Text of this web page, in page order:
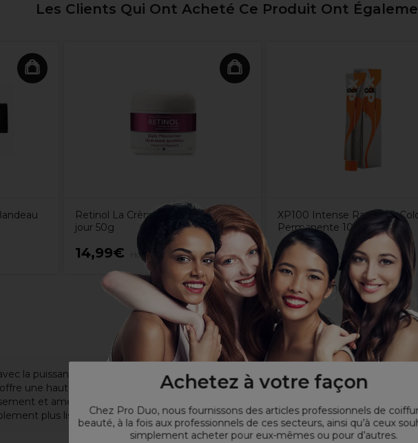
Achetez à votre façon
Chez Pro Duo, nous fournissons des articles professionnels de
beauté, à la fois aux professionnels de ces secteurs, ainsi qu’à ceux
simplement acheter pour eux-mêmes ou pour d’autres.
Les Clients Qui Ont Acheté Ce Produit Ont
Retinol La Crème hydratante de
jour 50g
14,99€ Hors TVA
XP100 Intense Radiance
Permanente 100ml 7.0C
7,65€ Hors TVA
la puissance puissante de notre Sérum Facial à la Vitamine C.
une haute dose de Vitamine C
et améliorant la radiance de la peau.
plus lisse plus lumineux et plus jeune.